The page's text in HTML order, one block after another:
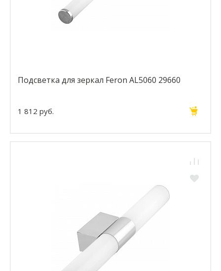
Подсветка для зеркал Feron AL5060 29660
1 812 руб.